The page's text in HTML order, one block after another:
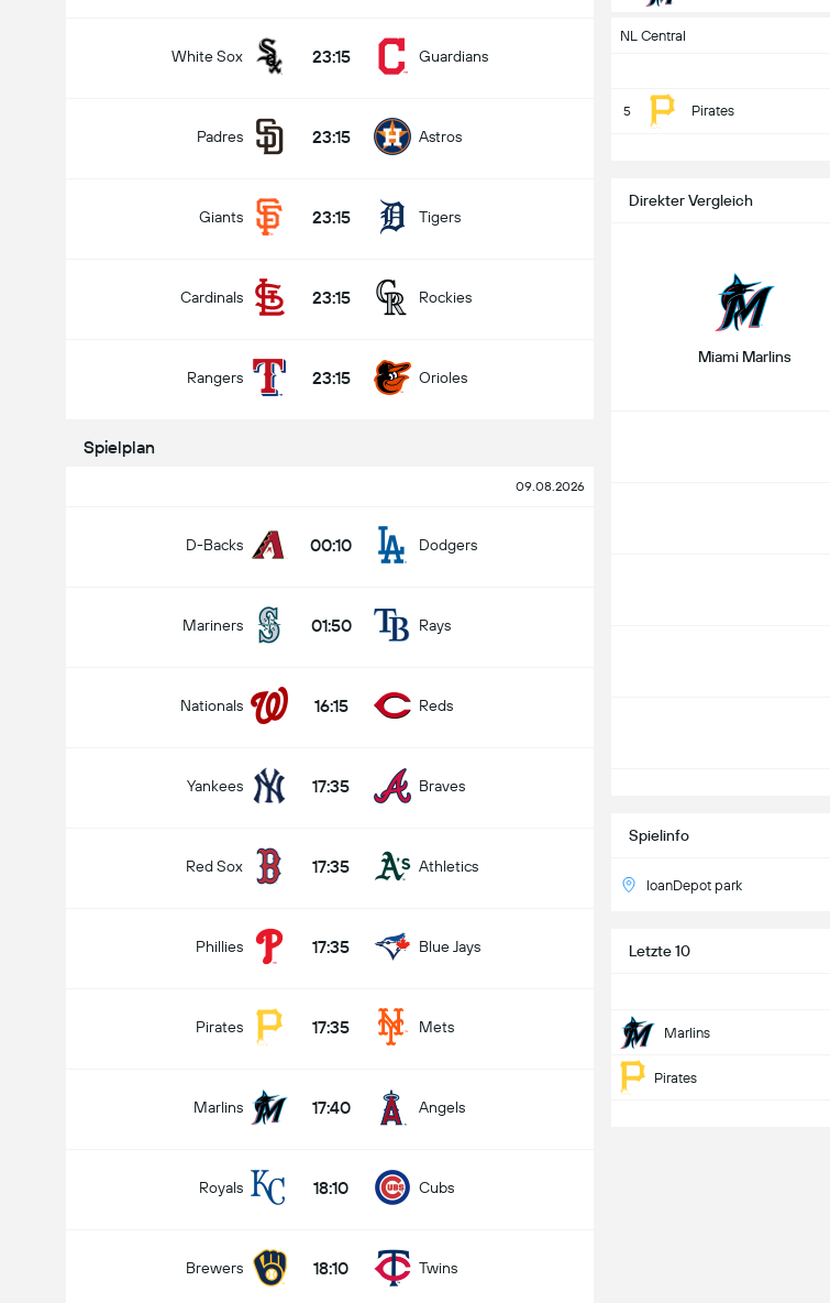
White Sox 23:15 Guardians
Padres 23:15 Astros
Giants 23:15 Tigers
Cardinals 23:15 Rockies
Rangers 23:15 Orioles
Spielplan
09.08.2026
D-Backs 00:10 Dodgers
Mariners 01:50 Rays
Nationals 16:15 Reds
Yankees 17:35 Braves
Red Sox 17:35 Athletics
Phillies 17:35 Blue Jays
Pirates 17:35 Mets
Marlins 17:40 Angels
Royals 18:10 Cubs
Brewers 18:10 Twins
NL Central
5 Pirates
Spielinfo
loanDepot park
Letzte 10
Marlins
Pirates
Direkter Vergleich
Miami Marlins